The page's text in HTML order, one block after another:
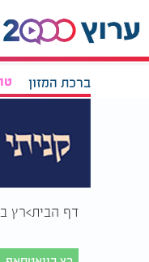
ברכת המזון
דף הבית רץ